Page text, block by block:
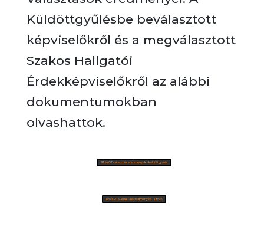
Küldöttgyűlésbe beválasztott
képviselőkről és a megválasztott
Szakos Hallgatói
Érdekképviselőkről az alábbi
dokumentumokban
olvashattok.
BA és OT választási eredmények - küldöttgyűlés
BA és OT választási eredmények - szhék